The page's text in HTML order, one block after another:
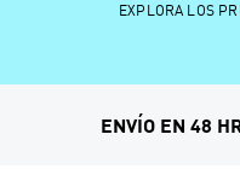
EXPLORA LOS
ENVÍO EN 48